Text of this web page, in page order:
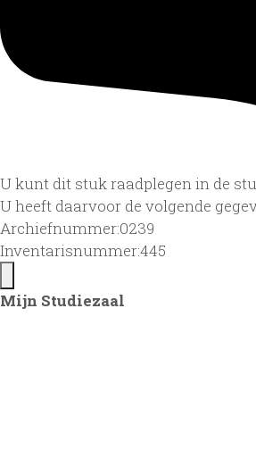
U kunt dit stuk raadplegen in de
U heeft daarvoor de volgende
Archiefnummer:0239
Inventarisnummer:445
Mijn Studiezaal